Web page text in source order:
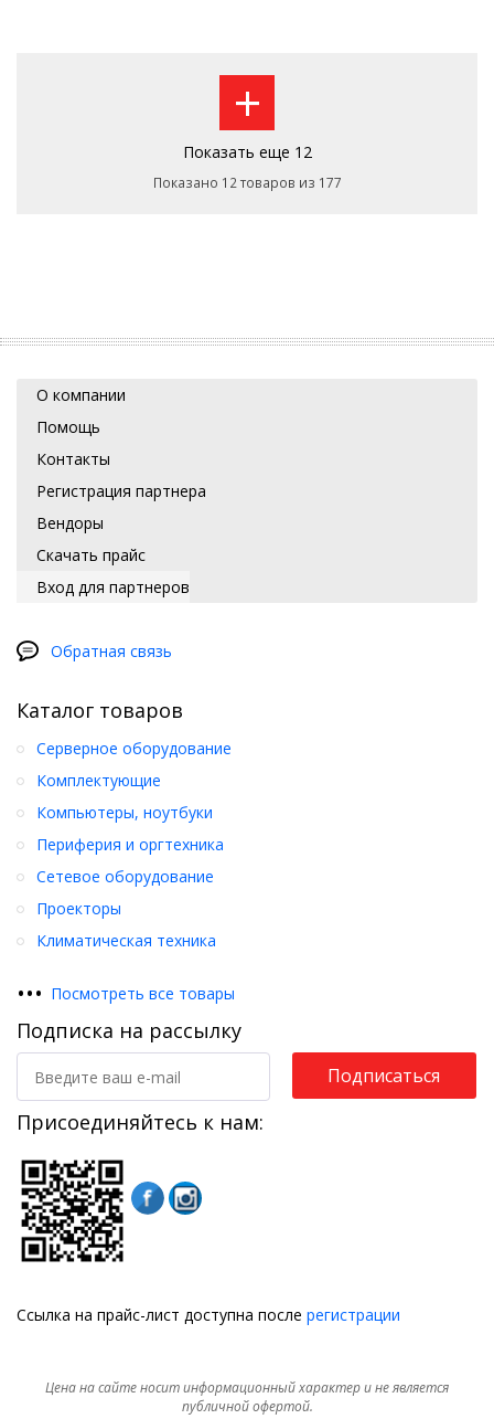
+
Показать еще 12
Показано 12 товаров из 177
О компании
Помощь
Контакты
Регистрация партнера
Вендоры
Скачать прайс
Вход для партнеров
Обратная связь
Каталог товаров
Серверное оборудование
Комплектующие
Компьютеры, ноутбуки
Периферия и оргтехника
Сетевое оборудование
Проекторы
Климатическая техника
••• Посмотреть все товары
Подписка на рассылку
Подписаться
Присоединяйтесь к нам:
Ссылка на прайс-лист доступна после регистрации
Цена на сайте носит информационный характер и не является
публичной офертой.